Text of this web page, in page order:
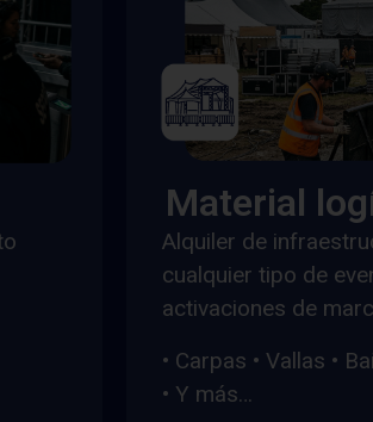
Material
Alquiler de
cualquier tipo de
activaciones de
• Carpas • Vallas •
• Y más…